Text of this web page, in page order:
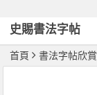
史賜書法字帖
首頁 書法字帖欣賞